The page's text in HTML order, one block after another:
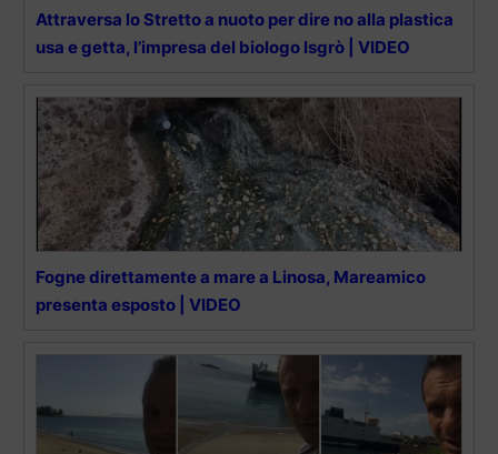
Attraversa lo Stretto a nuoto per dire no alla plastica
usa e getta, l’impresa del biologo Isgrò | VIDEO
Fogne direttamente a mare a Linosa, Mareamico
presenta esposto | VIDEO